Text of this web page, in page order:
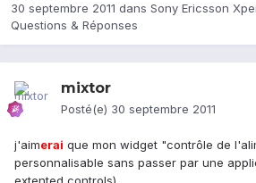
30 septembre 2011 dans Sony Ericsson
Questions & Réponses
mixtor
Posté(e) 30 septembre 2011
j'aimerai que mon widget "contrôle de
personnalisable sans passer par une